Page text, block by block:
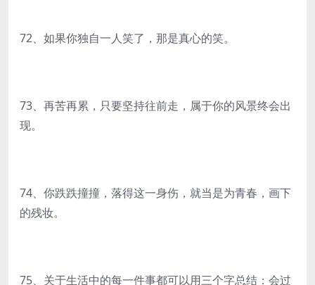
72、如果你独自一人笑了，那是真心的笑。
73、再苦再累，只要坚持往前走，属于你的风景终会出
现。
74、你跌跌撞撞，落得这一身伤，就当是为青春，画下
的残妆。
75、关于生活中的每一件事都可以用三个字总结：会过